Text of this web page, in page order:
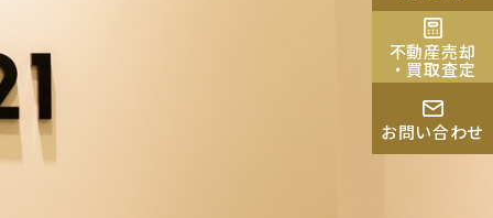
不動産売却
・買取査定
お問い合わせ